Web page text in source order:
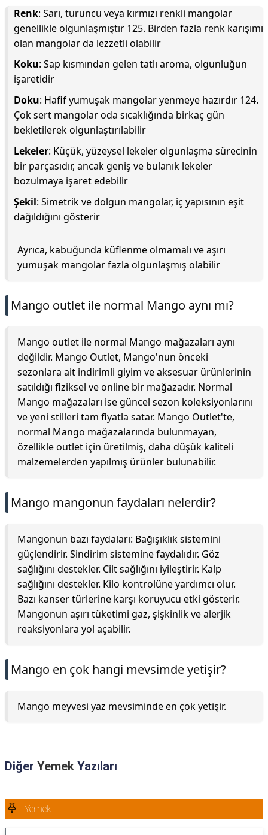
Renk: Sarı, turuncu veya kırmızı renkli mangolar
genellikle olgunlaşmıştır 125. Birden fazla renk karışımı
olan mangolar da lezzetli olabilir
Koku: Sap kısmından gelen tatlı aroma, olgunluğun
işaretidir
Doku: Hafif yumuşak mangolar yenmeye hazırdır 124.
Çok sert mangolar oda sıcaklığında birkaç gün
bekletilerek olgunlaştırılabilir
Lekeler: Küçük, yüzeysel lekeler olgunlaşma sürecinin
bir parçasıdır, ancak geniş ve bulanık lekeler
bozulmaya işaret edebilir
Şekil: Simetrik ve dolgun mangolar, iç yapısının eşit
dağıldığını gösterir
Ayrıca, kabuğunda küflenme olmamalı ve aşırı
yumuşak mangolar fazla olgunlaşmış olabilir
Mango outlet ile normal Mango aynı mı?
Mango outlet ile normal Mango mağazaları aynı
değildir. Mango Outlet, Mango'nun önceki
sezonlara ait indirimli giyim ve aksesuar ürünlerinin
satıldığı fiziksel ve online bir mağazadır. Normal
Mango mağazaları ise güncel sezon koleksiyonlarını
ve yeni stilleri tam fiyatla satar. Mango Outlet'te,
normal Mango mağazalarında bulunmayan,
özellikle outlet için üretilmiş, daha düşük kaliteli
malzemelerden yapılmış ürünler bulunabilir.
Mango mangonun faydaları nelerdir?
Mangonun bazı faydaları: Bağışıklık sistemini
güçlendirir. Sindirim sistemine faydalıdır. Göz
sağlığını destekler. Cilt sağlığını iyileştirir. Kalp
sağlığını destekler. Kilo kontrolüne yardımcı olur.
Bazı kanser türlerine karşı koruyucu etki gösterir.
Mangonun aşırı tüketimi gaz, şişkinlik ve alerjik
reaksiyonlara yol açabilir.
Mango en çok hangi mevsimde yetişir?
Mango meyvesi yaz mevsiminde en çok yetişir.
Diğer Yemek Yazıları
Yemek